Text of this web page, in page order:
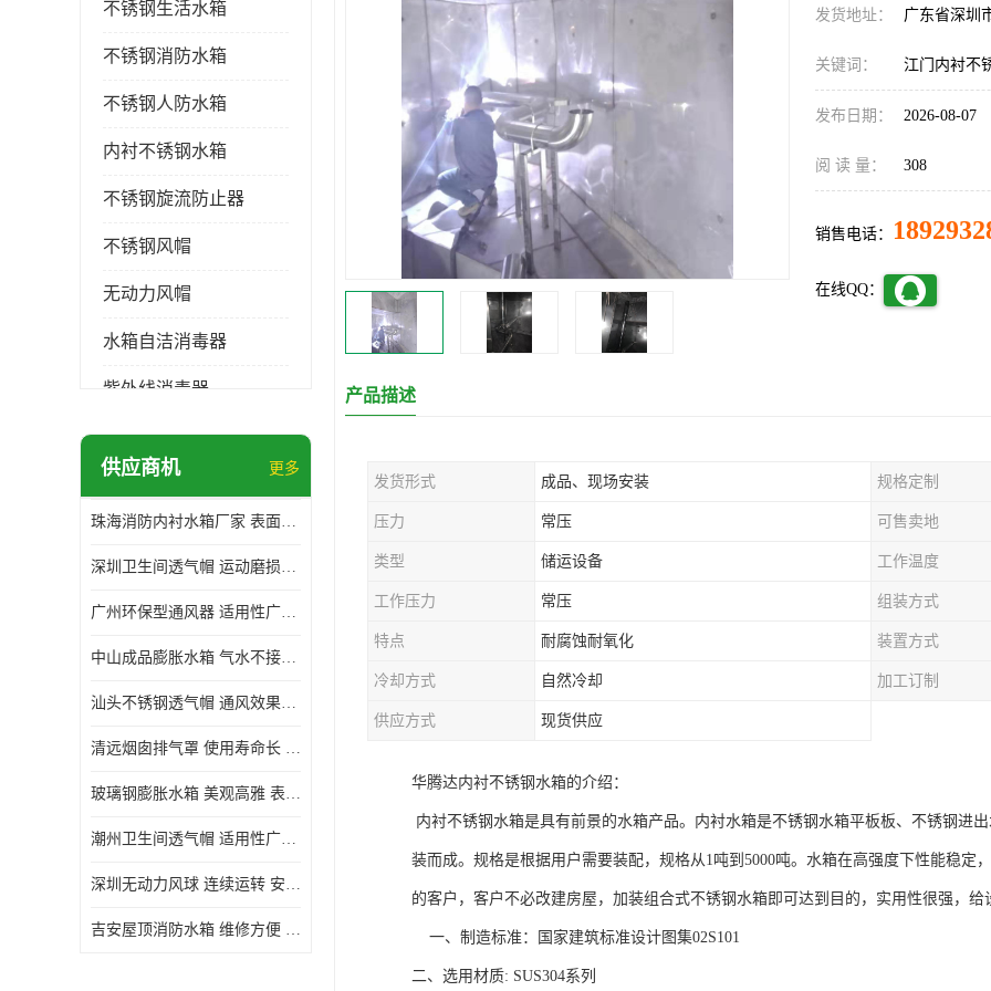
不锈钢生活水箱
不锈钢消防水箱
不锈钢人防水箱
内衬不锈钢水箱
不锈钢旋流防止器
不锈钢风帽
无动力风帽
水箱自洁消毒器
紫外线消毒器
膨胀水箱
生活水箱
镀锌钢板水箱
供应商机 更多
珠海消防内衬水箱厂家 表面光滑 施工设计合理
深圳卫生间透气帽 运动磨损小 重量轻 无噪音
广州环保型通风器 适用性广泛 灰尘不易附着
中山成品膨胀水箱 气水不接触 一次充气可保持长久使用
汕头不锈钢透气帽 通风效果好 无噪音 无火花
清远烟囱排气罩 使用寿命长 安装简便迅捷
玻璃钢膨胀水箱 美观高雅 表面光洁美观
潮州卫生间透气帽 适用性广泛 可以长期运行
深圳无动力风球 连续运转 安装操作简便
吉安屋顶消防水箱 维修方便 箱体钢度足
发货地址： 广东省深
关键词： 江门内衬不
发布日期： 2026-08-07
阅 读 量： 308
销售电话：
在线QQ：
产品描述
发货形式 成品、现场安装 规格定制
压力 常压 可售卖地
类型 储运设备 工作温度
工作压力 常压 组装方式
特点 耐腐蚀耐氧化 装置方式
冷却方式 自然冷却 加工订制
供应方式 现货供应
华腾达内衬不锈钢水箱的介绍：
内衬不锈钢水箱是具有前景的水箱产品。内衬水箱是不锈钢水箱平板板、不锈钢进
装而成。规格是根据用户需要装配，规格从1吨到5000吨。水箱在高强度下性能稳定
的客户，客户不必改建房屋，加装组合式不锈钢水箱即可达到目的，实用性很强，
一、制造标准：国家建筑标准设计图集02S101
二、选用材质: SUS304系列